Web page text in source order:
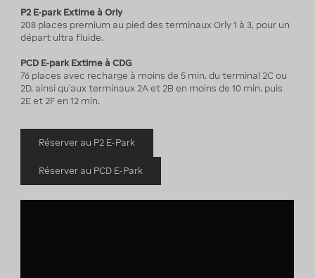
P2 E-park Extime à Orly
208 places premium au pied des terminaux Orly 1 à 3, pour un
départ ultra fluide.
PCD E-park Extime à CDG
76 places avec recharge à moins de 5 min. du terminal 2C ou
2D, ainsi qu'aux terminaux 2A et 2B en moins de 10 min. puis
2E et 2F en 12 min.
Réserver au P2 E-Park
Réserver au PCD E-Park